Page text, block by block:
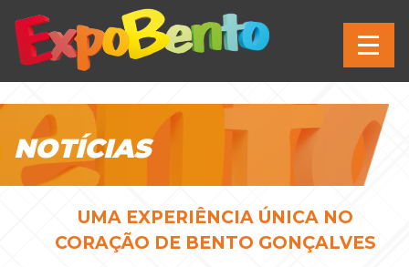
NOTÍCIAS
UMA EXPERIÊNCIA ÚNICA NO
CORAÇÃO DE BENTO GONÇALVES